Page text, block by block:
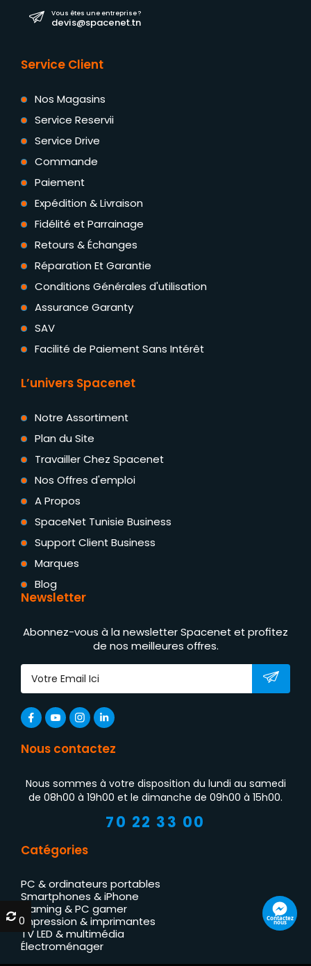
Vous êtes une entreprise ?
devis@spacenet.tn
Service Client
Nos Magasins
Service Reservii
Service Drive
Commande
Paiement
Expédition & Livraison
Fidélité et Parrainage
Retours & Échanges
Réparation Et Garantie
Conditions Générales d'utilisation
Assurance Garanty
SAV
Facilité de Paiement Sans Intérêt
L’univers Spacenet
Notre Assortiment
Plan du Site
Travailler Chez Spacenet
Nos Offres d'emploi
A Propos
SpaceNet Tunisie Business
Support Client Business
Marques
Blog
Newsletter
Abonnez-vous à la newsletter Spacenet et profitez
de nos meilleures offres.
Nous contactez
Nous sommes à votre disposition du lundi au samedi
de 08h00 à 19h00 et le dimanche de 09h00 à 15h00.
70 22 33 00
Catégories
PC & ordinateurs portables
Smartphones & iPhone
Gaming & PC gamer
Impression & imprimantes
TV LED & multimédia
Électroménager
Contactez
nous
0
0